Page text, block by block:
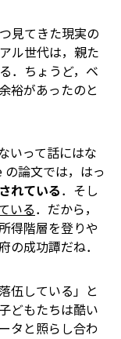
見てきた現実の
ル世代は，親た
．ちょうど，ベ
裕があったのと
いって話にはな
の論文では，はっ
れている．そし
いる．だから，
得階層を登りや
の成功譚だね．
伍している」と
どもたちは酷い
タと照らし合わ